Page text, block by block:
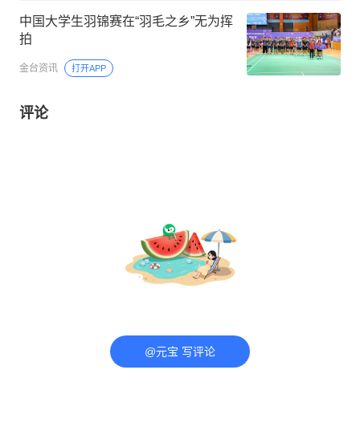
中国大学生羽锦赛在“羽毛之乡”无为挥
拍
金台资讯 打开APP
评论
@元宝 写评论